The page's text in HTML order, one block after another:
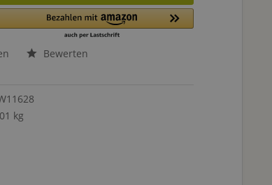
Bewerten
kg